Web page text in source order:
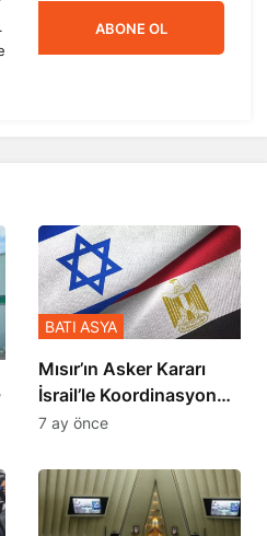
ABONE OL
Mısır’ın Asker Kararı
İsrail’le Koordinasyon
İçinde Gerçekleşmiş
BATI ASYA
7 ay önce